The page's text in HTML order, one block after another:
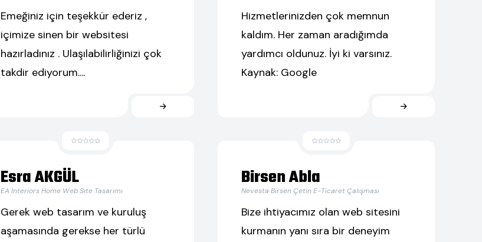
Emeğiniz için teşekkür ederiz ,
içimize sinen bir websitesi
hazırladınız . Ulaşılabilirliğinizi çok
takdir ediyorum....
Hizmetlerinizden çok memnun
kaldım. Her zaman aradığımda
yardımcı oldunuz. İyi ki varsınız.
Kaynak: Google
Esra AKGÜL
EA Interiors Home Web Site Tasarımı
Gerek web tasarım ve kuruluş
aşamasında gerekse her türlü
Birsen Abla
Nevesta Birsen Çetin E-Ticaret Çalışması
Bize ihtiyacımız olan web sitesini
kurmanın yanı sıra bir deneyim